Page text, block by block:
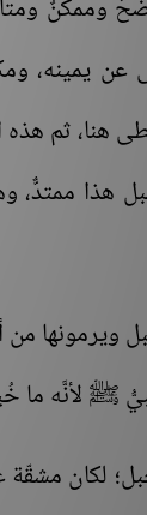
ومتاحٌ
يمينه،
هنا، ثم هذه
هذا ممتدٌّ،
ويرمونها
ﷺ لأنَّه ما
لكان مشقّة